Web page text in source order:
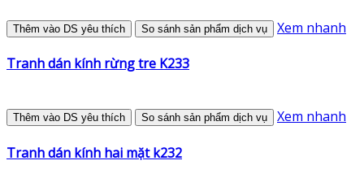
Thêm vào DS yêu thích So sánh sản phẩm dịch vụ Xem nhanh
Tranh dán kính rừng tre K233
Thêm vào DS yêu thích So sánh sản phẩm dịch vụ Xem nhanh
Tranh dán kính hai mặt k232